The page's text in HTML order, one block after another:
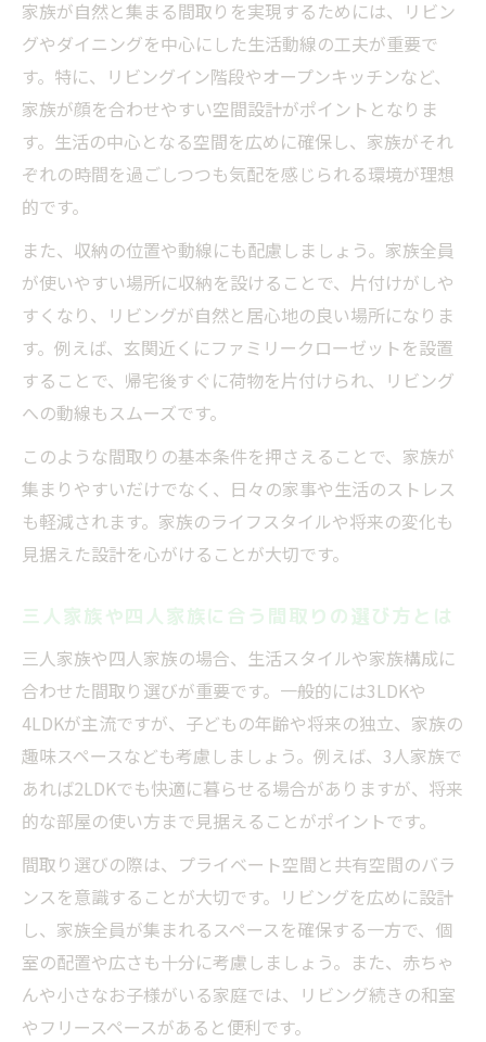
収納と動線が快適な間取りのポイントを紹
介
理想の間取りで叶える快適な家事動線の工
夫
3人家族2LDKが狭いと感じる理由と対策方
二階建て間取りで快適さを高める設計テク
ニック
集まりやすいリビングを持つ間取りの考え方
家族が集まるリビング中心の間取りの魅力
とは
リビングを広く見せる間取りの工夫とポイ
ント
家族人数に合ったLDKの広さとレイアウト
例
人気の一軒家間取りでリビングの快適性を
赤ちゃんや子どもが安心できるリビング設
計法
後悔しない新間取り選びの実用ポイント
家づくりで後悔した間取りランキングを参
考に
避けたい間取りの共通点と改善アイデアを
紹介
家族の将来を見据えた間取り選びの大切な
視点
実際の生活に基づく間取り選びのチェック
項目
間取りシミュレーションを使った失敗回避
家族が自然と集まる間取りを実現するためには、リビン
グやダイニングを中心にした生活動線の工夫が重要で
す。特に、リビングイン階段やオープンキッチンなど、
家族が顔を合わせやすい空間設計がポイントとなりま
す。生活の中心となる空間を広めに確保し、家族がそれ
ぞれの時間を過ごしつつも気配を感じられる環境が理想
的です。
また、収納の位置や動線にも配慮しましょう。家族全員
が使いやすい場所に収納を設けることで、片付けがしや
すくなり、リビングが自然と居心地の良い場所になりま
す。例えば、玄関近くにファミリークローゼットを設置
することで、帰宅後すぐに荷物を片付けられ、リビング
への動線もスムーズです。
このような間取りの基本条件を押さえることで、家族が
集まりやすいだけでなく、日々の家事や生活のストレス
も軽減されます。家族のライフスタイルや将来の変化も
見据えた設計を心がけることが大切です。
三人家族や四人家族に合う間取りの選び方とは
三人家族や四人家族の場合、生活スタイルや家族構成に
合わせた間取り選びが重要です。一般的には3LDKや
4LDKが主流ですが、子どもの年齢や将来の独立、家族の
趣味スペースなども考慮しましょう。例えば、3人家族で
あれば2LDKでも快適に暮らせる場合がありますが、将来
的な部屋の使い方まで見据えることがポイントです。
間取り選びの際は、プライベート空間と共有空間のバラ
ンスを意識することが大切です。リビングを広めに設計
し、家族全員が集まれるスペースを確保する一方で、個
室の配置や広さも十分に考慮しましょう。また、赤ちゃ
んや小さなお子様がいる家庭では、リビング続きの和室
やフリースペースがあると便利です。